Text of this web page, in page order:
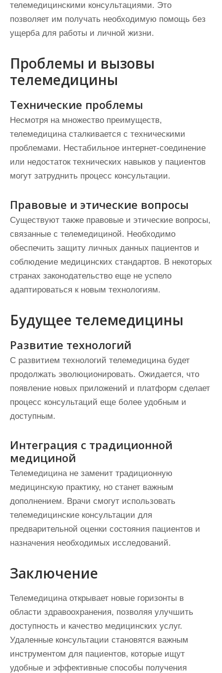
телемедицинскими консультациями. Это
позволяет им получать необходимую помощь без
ущерба для работы и личной жизни.
Проблемы и вызовы
телемедицины
Технические проблемы
Несмотря на множество преимуществ,
телемедицина сталкивается с техническими
проблемами. Нестабильное интернет-соединение
или недостаток технических навыков у пациентов
могут затруднить процесс консультации.
Правовые и этические вопросы
Существуют также правовые и этические вопросы,
связанные с телемедициной. Необходимо
обеспечить защиту личных данных пациентов и
соблюдение медицинских стандартов. В некоторых
странах законодательство еще не успело
адаптироваться к новым технологиям.
Будущее телемедицины
Развитие технологий
С развитием технологий телемедицина будет
продолжать эволюционировать. Ожидается, что
появление новых приложений и платформ сделает
процесс консультаций еще более удобным и
доступным.
Интеграция с традиционной
медициной
Телемедицина не заменит традиционную
медицинскую практику, но станет важным
дополнением. Врачи смогут использовать
телемедицинские консультации для
предварительной оценки состояния пациентов и
назначения необходимых исследований.
Заключение
Телемедицина открывает новые горизонты в
области здравоохранения, позволяя улучшить
доступность и качество медицинских услуг.
Удаленные консультации становятся важным
инструментом для пациентов, которые ищут
удобные и эффективные способы получения